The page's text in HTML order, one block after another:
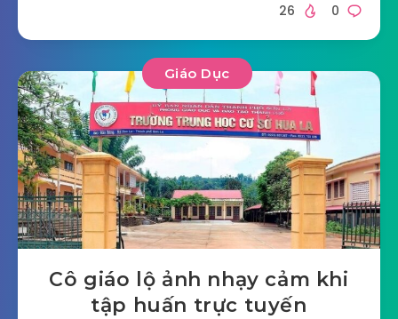
0
26
Giáo Dục
Cô giáo lộ ảnh nhạy cảm khi
tập huấn trực tuyến